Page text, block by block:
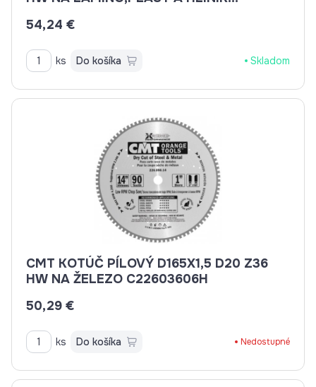
54,24 €
ks Do košíka Skladom
CMT KOTÚČ PÍLOVÝ D165X1,5 D20 Z36
HW NA ŽELEZO C22603606H
50,29 €
ks Do košíka Nedostupné